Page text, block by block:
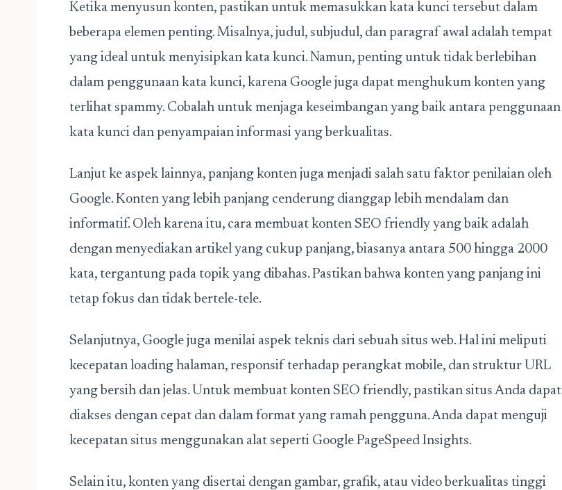
Ketika menyusun konten, pastikan untuk memasukkan kata kunci tersebut dalam
beberapa elemen penting. Misalnya, judul, subjudul, dan paragraf awal adalah tempat
yang ideal untuk menyisipkan kata kunci. Namun, penting untuk tidak berlebihan
dalam penggunaan kata kunci, karena Google juga dapat menghukum konten yang
terlihat spammy. Cobalah untuk menjaga keseimbangan yang baik antara penggunaan
kata kunci dan penyampaian informasi yang berkualitas.
Lanjut ke aspek lainnya, panjang konten juga menjadi salah satu faktor penilaian oleh
Google. Konten yang lebih panjang cenderung dianggap lebih mendalam dan
informatif. Oleh karena itu, cara membuat konten SEO friendly yang baik adalah
dengan menyediakan artikel yang cukup panjang, biasanya antara 500 hingga 2000
kata, tergantung pada topik yang dibahas. Pastikan bahwa konten yang panjang ini
tetap fokus dan tidak bertele-tele.
Selanjutnya, Google juga menilai aspek teknis dari sebuah situs web. Hal ini meliputi
kecepatan loading halaman, responsif terhadap perangkat mobile, dan struktur URL
yang bersih dan jelas. Untuk membuat konten SEO friendly, pastikan situs Anda dapat
diakses dengan cepat dan dalam format yang ramah pengguna. Anda dapat menguji
kecepatan situs menggunakan alat seperti Google PageSpeed Insights.
Selain itu, konten yang disertai dengan gambar, grafik, atau video berkualitas tinggi